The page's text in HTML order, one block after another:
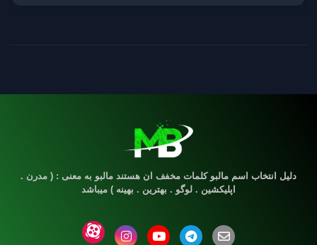
دلیل انتخاب اسم مالبو کلمات مخفف ان هستند مالبو به معنی : ( مدرن .
اپلیکشین . لوگو . بهترین . بهینه ) میباشد